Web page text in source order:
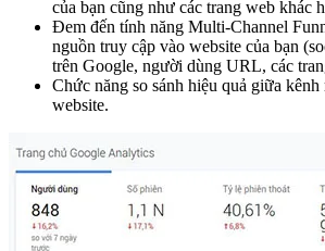
của bạn cũng như các trang web khác
Đem đến tính năng Multi-Channel
nguồn truy cập vào website của bạn
trên Google, người dùng URL, các
Chức năng so sánh hiệu quả giữa
website.